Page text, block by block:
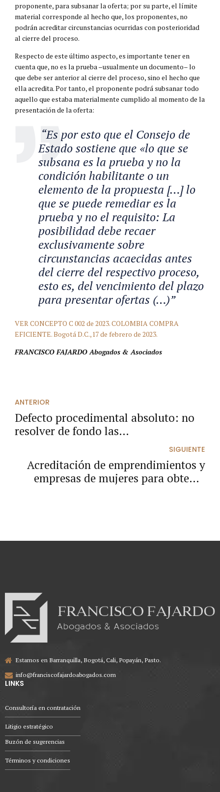
proponente, para subsanar la oferta; por su parte, el límite
material corresponde al hecho que, los proponentes, no
podrán acreditar circunstancias ocurridas con posterioridad
al cierre del proceso.
Respecto de este último aspecto, es importante tener en
cuenta que, no es la prueba –usualmente un documento– lo
que debe ser anterior al cierre del proceso, sino el hecho que
ella acredita. Por tanto, el proponente podrá subsanar todo
aquello que estaba materialmente cumplido al momento de la
presentación de la oferta:
“Es por esto que el Consejo de
Estado sostiene que «lo que se
subsana es la prueba y no la
condición habilitante o un
elemento de la propuesta […] lo
que se puede remediar es la
prueba y no el requisito: La
posibilidad debe recaer
exclusivamente sobre
circunstancias acaecidas antes
del cierre del respectivo proceso,
esto es, del vencimiento del plazo
para presentar ofertas (…)”
VER CONCEPTO C 002 de 2023. COLOMBIA COMPRA
EFICIENTE. Bogotá D.C.,17 de febrero de 2023.
FRANCISCO FAJARDO Abogados & Asociados
ANTERIOR
Defecto procedimental absoluto: no
resolver de fondo las
recurso de apelación. Tutela contra
providencias judiciales.
SIGUIENTE
Acreditación de emprendimientos y
empresas de mujeres para obtener
Estamos en Barranquilla, Bogotá, Cali, Popayán, Pasto.
info@franciscofajardoabogados.com
LINKS
Consultoría en contratación
Litigio estratégico
Buzón de sugerencias
Términos y condiciones